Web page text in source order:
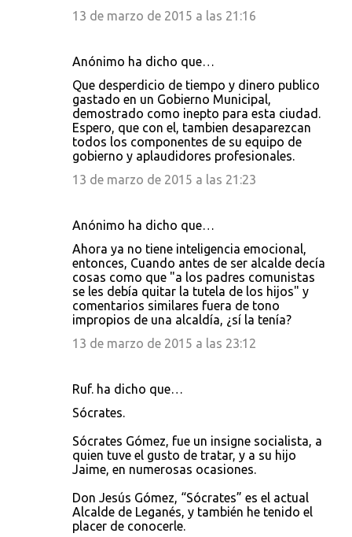
13 de marzo de 2015 a las 21:16
Anónimo ha dicho que…
Que desperdicio de tiempo y dinero publico
gastado en un Gobierno Municipal,
demostrado como inepto para esta ciudad.
Espero, que con el, tambien desaparezcan
todos los componentes de su equipo de
gobierno y aplaudidores profesionales.
13 de marzo de 2015 a las 21:23
Anónimo ha dicho que…
Ahora ya no tiene inteligencia emocional,
entonces, Cuando antes de ser alcalde decía
cosas como que "a los padres comunistas
se les debía quitar la tutela de los hijos" y
comentarios similares fuera de tono
impropios de una alcaldía, ¿sí la tenía?
13 de marzo de 2015 a las 23:12
Ruf. ha dicho que…
Sócrates.
Sócrates Gómez, fue un insigne socialista, a
quien tuve el gusto de tratar, y a su hijo
Jaime, en numerosas ocasiones.
Don Jesús Gómez, “Sócrates” es el actual
Alcalde de Leganés, y también he tenido el
placer de conocerle.